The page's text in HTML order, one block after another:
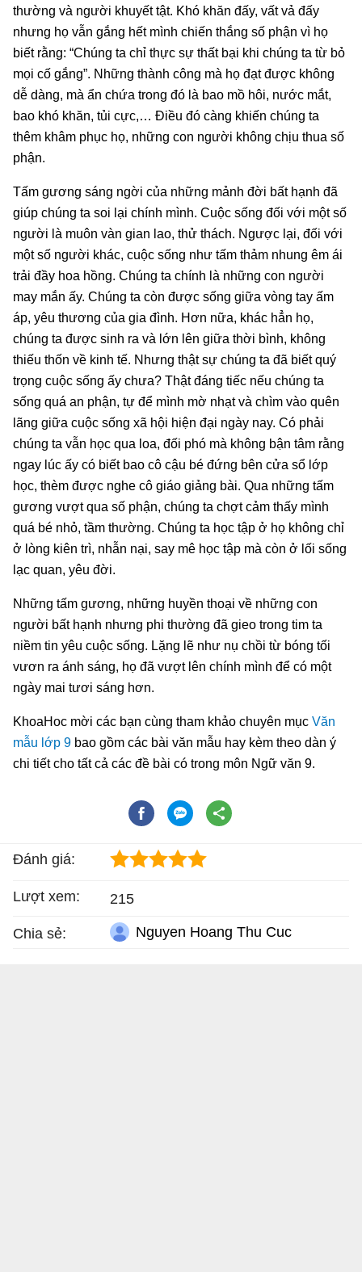
thường và người khuyết tật. Khó khăn đấy, vất vả đấy
nhưng họ vẫn gắng hết mình chiến thắng số phận vì họ
biết rằng: “Chúng ta chỉ thực sự thất bại khi chúng ta từ bỏ
mọi cố gắng”. Những thành công mà họ đạt được không
dễ dàng, mà ẩn chứa trong đó là bao mồ hôi, nước mắt,
bao khó khăn, tủi cực,… Điều đó càng khiến chúng ta
thêm khâm phục họ, những con người không chịu thua số
phận.
Tấm gương sáng ngời của những mảnh đời bất hạnh đã
giúp chúng ta soi lại chính mình. Cuộc sống đối với một số
người là muôn vàn gian lao, thử thách. Ngược lại, đối với
một số người khác, cuộc sống như tấm thảm nhung êm ái
trải đầy hoa hồng. Chúng ta chính là những con người
may mắn ấy. Chúng ta còn được sống giữa vòng tay ấm
áp, yêu thương của gia đình. Hơn nữa, khác hẳn họ,
chúng ta được sinh ra và lớn lên giữa thời bình, không
thiếu thốn về kinh tế. Nhưng thật sự chúng ta đã biết quý
trọng cuộc sống ấy chưa? Thật đáng tiếc nếu chúng ta
sống quá an phận, tự để mình mờ nhạt và chìm vào quên
lãng giữa cuộc sống xã hội hiện đại ngày nay. Có phải
chúng ta vẫn học qua loa, đối phó mà không bận tâm rằng
ngay lúc ấy có biết bao cô cậu bé đứng bên cửa sổ lớp
học, thèm được nghe cô giáo giảng bài. Qua những tấm
gương vượt qua số phận, chúng ta chợt cảm thấy mình
quá bé nhỏ, tầm thường. Chúng ta học tập ở họ không chỉ
ở lòng kiên trì, nhẫn nại, say mê học tập mà còn ở lối sống
lạc quan, yêu đời.
Những tấm gương, những huyền thoại về những con
người bất hạnh nhưng phi thường đã gieo trong tim ta
niềm tin yêu cuộc sống. Lặng lẽ như nụ chồi từ bóng tối
vươn ra ánh sáng, họ đã vượt lên chính mình để có một
ngày mai tươi sáng hơn.
KhoaHoc mời các bạn cùng tham khảo chuyên mục Văn
mẫu lớp 9 bao gồm các bài văn mẫu hay kèm theo dàn ý
chi tiết cho tất cả các đề bài có trong môn Ngữ văn 9.
Đánh giá:
Lượt xem: 215
Chia sẻ: Nguyen Hoang Thu Cuc